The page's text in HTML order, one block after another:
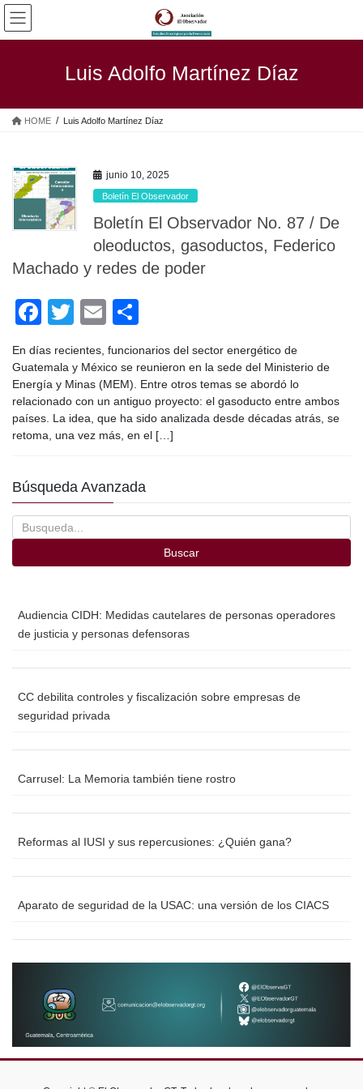
Saltar
contenido
Saltar
la
Luis Adolfo Martínez Díaz
HOME Luis Adolfo Martínez Díaz
junio 10, 2025
Boletín El Observador
Boletín El Observador No. 87 / De
oleoductos, gasoductos, Federico
Machado y redes de poder
F
c
e
b
o
k
T
tt
er
E
m
ail m
p
ar
tir
En días recientes, funcionarios del sector energético de
Guatemala y México se reunieron en la sede del Ministerio de
Energía y Minas (MEM). Entre otros temas se abordó lo
relacionado con un antiguo proyecto: el gasoducto entre ambos
países. La idea, que ha sido analizada desde décadas atrás, se
retoma, una vez más, en el […]
Búsqueda Avanzada
Buscar
Audiencia CIDH: Medidas cautelares de personas operadores
de justicia y personas defensoras
CC debilita controles y fiscalización sobre empresas de
seguridad privada
Carrusel: La Memoria también tiene rostro
Reformas al IUSI y sus repercusiones: ¿Quién gana?
Aparato de seguridad de la USAC: una versión de los CIACS